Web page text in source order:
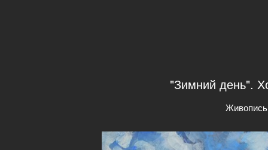
"Зимний день".
Живопись